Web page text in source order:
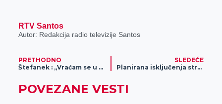
RTV Santos
Autor: Redakcija radio televizije Santos
PRETHODNO
Štefanek : „Vraćam se u Srbiju sa medaljom“
SLEDEĆE
Planirana isključenja struje
POVEZANE VESTI